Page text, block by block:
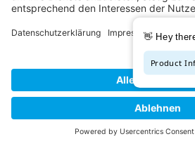
Copyright © 2026 - AC Schnitzer